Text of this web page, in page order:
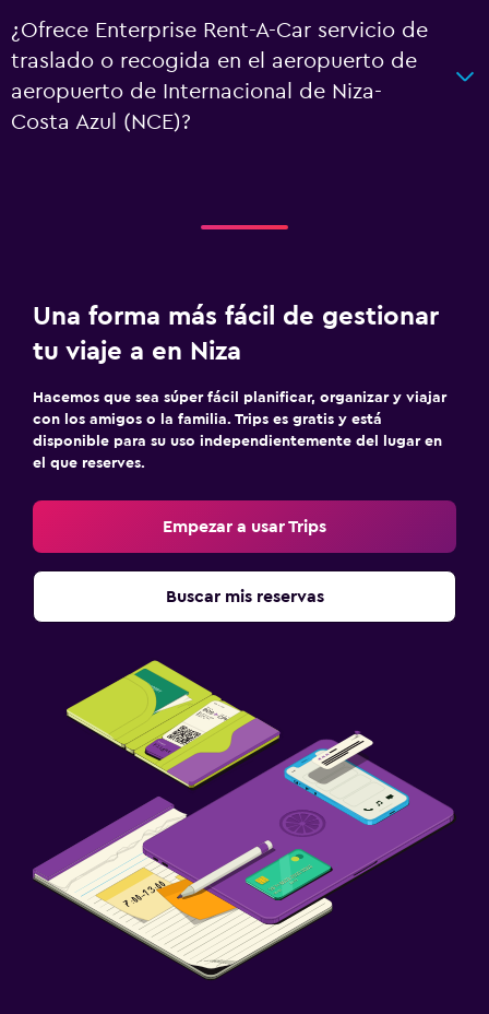
¿Ofrece Enterprise Rent-A-Car servicio de
traslado o recogida en el aeropuerto de
aeropuerto de Internacional de Niza-
Costa Azul (NCE)?
Una forma más fácil de gestionar
tu viaje a en Niza
Hacemos que sea súper fácil planificar, organizar y viajar
con los amigos o la familia. Trips es gratis y está
disponible para su uso independientemente del lugar en
el que reserves.
Empezar a usar Trips
Buscar mis reservas